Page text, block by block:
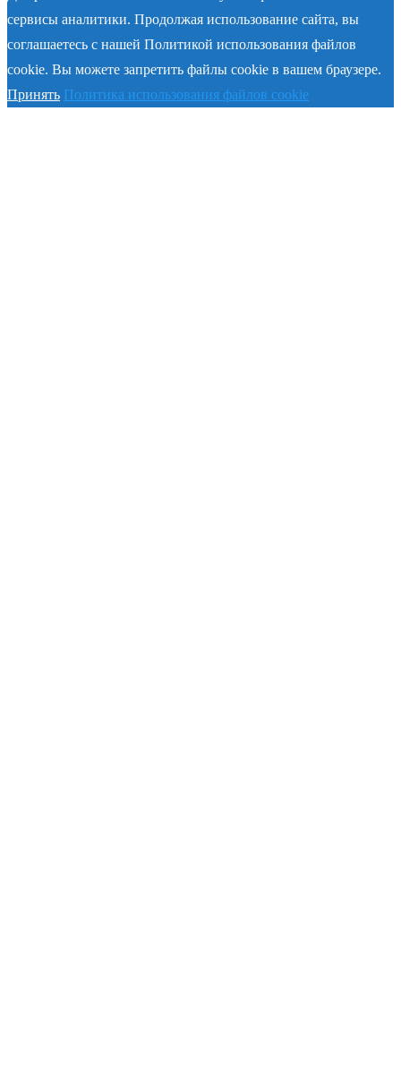
сервисы аналитики. Продолжая использование сайта, вы
соглашаетесь с нашей Политикой использования файлов
cookie. Вы можете запретить файлы cookie в вашем браузере.
Принять Политика использования файлов cookie